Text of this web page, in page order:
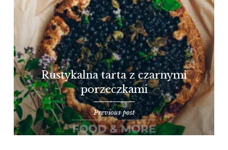
Rustykalna tarta z czarnymi
porzeczkami
Previous post